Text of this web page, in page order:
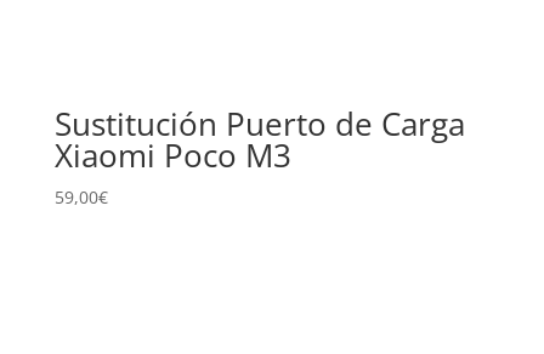
Sustitución Puerto de Carga
Xiaomi Poco M3
59,00€